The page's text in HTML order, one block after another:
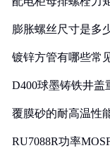
膨胀螺丝尺寸是多
镀锌方管有哪些常
D400球墨铸铁井盖
覆膜砂的耐高温性
RU7088R功率